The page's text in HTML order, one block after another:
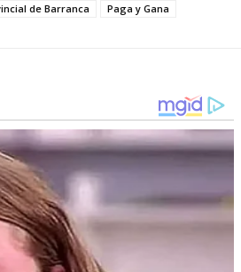
de Barranca Paga y Gana